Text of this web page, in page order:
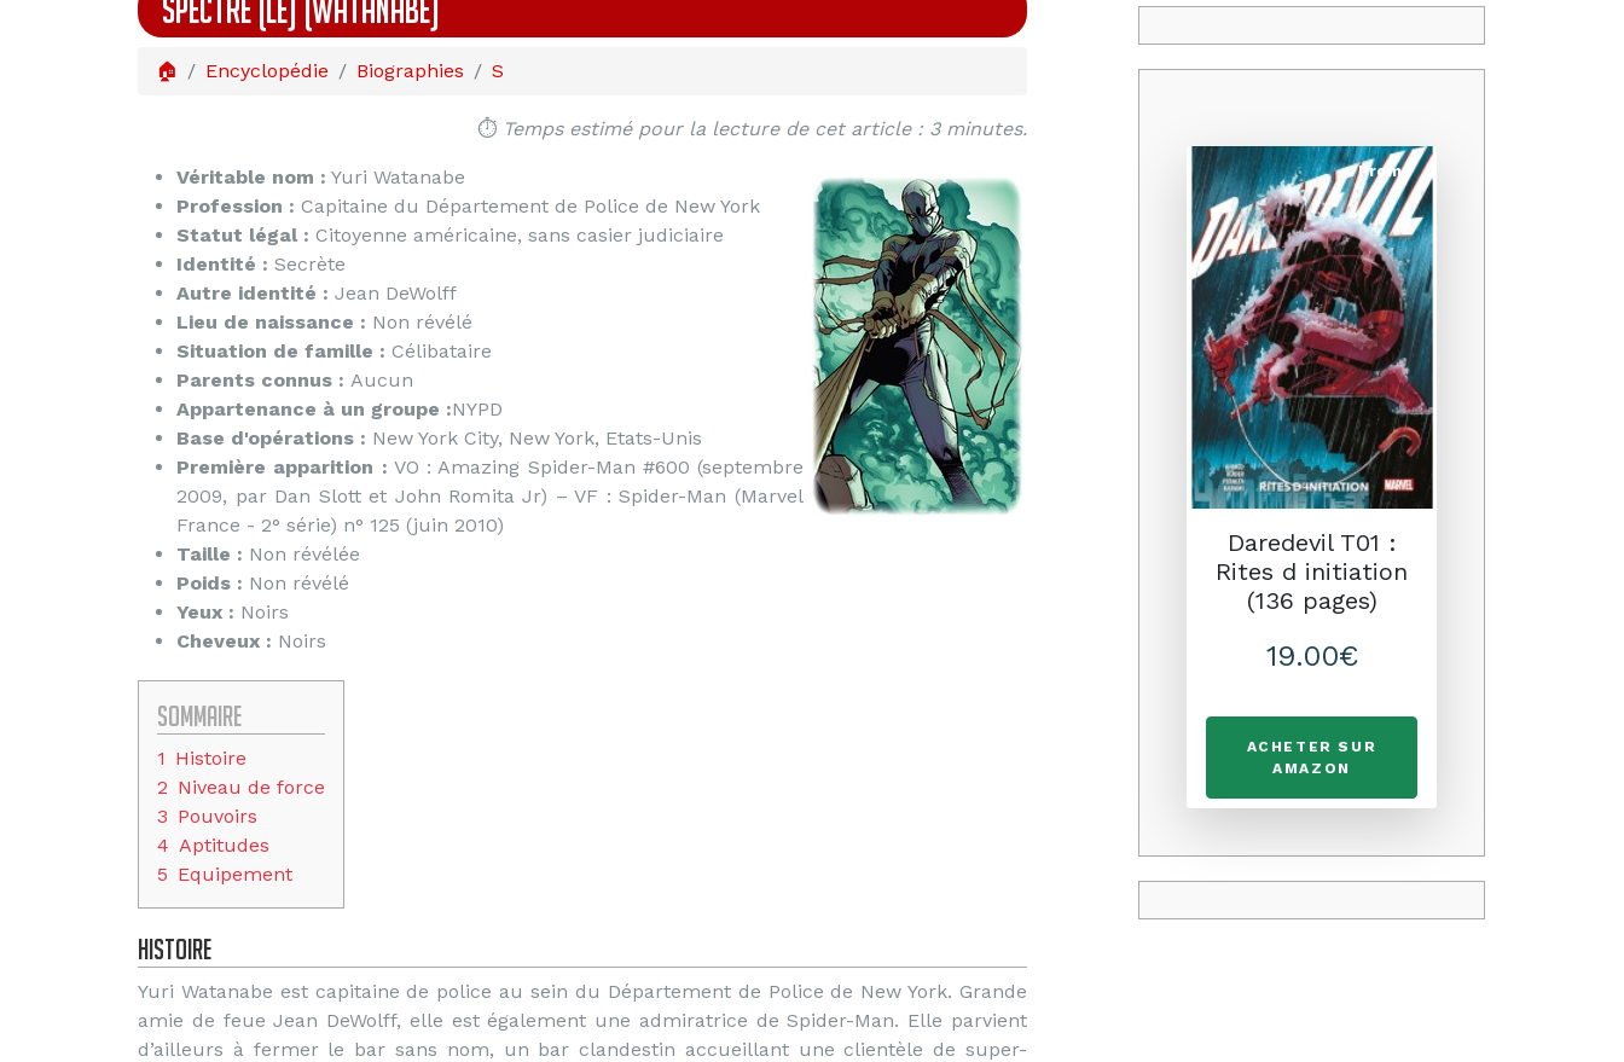
SPECTRE (LE) (WATANABE)
🏠 Encyclopédie Biographies S
⏱️ Temps estimé pour la lecture de cet article : 3 minutes.
Véritable nom : Yuri Watanabe
Profession : Capitaine du Département de Police de New York
Statut légal : Citoyenne américaine, sans casier judiciaire
Identité : Secrète
Autre identité : Jean DeWolff
Lieu de naissance : Non révélé
Situation de famille : Célibataire
Parents connus : Aucun
Appartenance à un groupe :NYPD
Base d'opérations : New York City, New York, Etats-Unis
Première apparition : VO : Amazing Spider-Man #600 (septembre
2009, par Dan Slott et John Romita Jr) – VF : Spider-Man (Marvel
France - 2° série) n° 125 (juin 2010)
Taille : Non révélée
Poids : Non révélé
Yeux : Noirs
Cheveux : Noirs
Sommaire
1 Histoire
2 Niveau de force
3 Pouvoirs
4 Aptitudes
5 Equipement
Histoire
Yuri Watanabe est capitaine de police au sein du Département de Police de New York. Grande
amie de feue Jean DeWolff, elle est également une admiratrice de Spider-Man. Elle parvient
d’ailleurs à fermer le bar sans nom, un bar clandestin accueillant une clientèle de super-
Promo
Daredevil T01 :
Rites d initiation
(136 pages)
19.00€
ACHETER SUR
AMAZON